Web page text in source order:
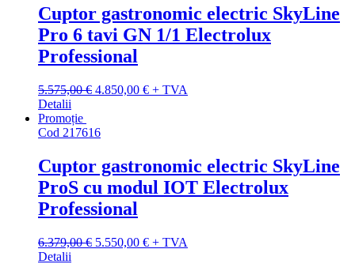
6.310,00 €.
Cuptor gastronomic electric SkyLine
Pro 6 tavi GN 1/1 Electrolux
Professional
5.575,00€ Prețul
fost:
4.850,00 €Prețul
+ TVA
Detalii
Promoție
Cod 217616
Cuptor gastronomic electric SkyLine
ProS cu modul IOT Electrolux
Professional
6.379,00€ Prețul
5.550,00 €Prețul
+ TVA
Detalii